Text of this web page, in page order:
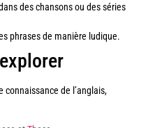
des chansons ou des séries
phrases de manière ludique.
connaissance de l’anglais,